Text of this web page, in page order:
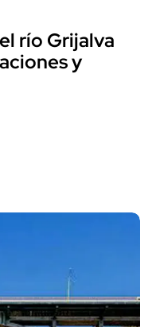
río Grijalva
y